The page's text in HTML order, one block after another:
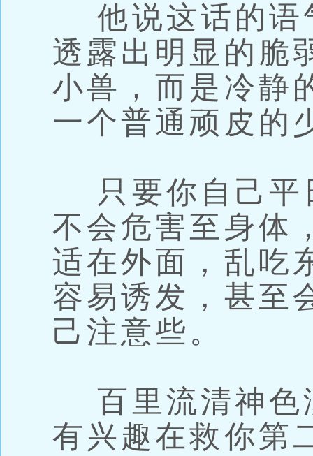
他说这话的语
透露出明显的脆
小兽，而是冷静
一个普通顽皮的
只要你自己平
不会危害至身体
适在外面，乱吃
容易诱发，甚至
己注意些。
百里流清神色
有兴趣在救你第